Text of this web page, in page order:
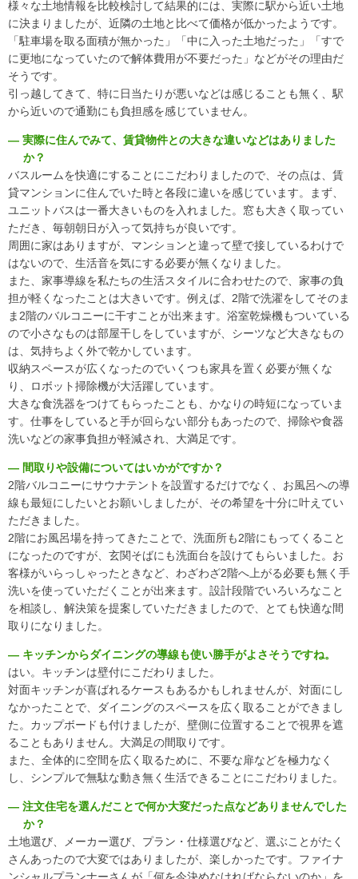
様々な土地情報を比較検討して結果的には、実際に駅から近い土地
に決まりましたが、近隣の土地と比べて価格が低かったようです。
「駐車場を取る面積が無かった」「中に入った土地だった」「すで
に更地になっていたので解体費用が不要だった」などがその理由だ
そうです。
引っ越してきて、特に日当たりが悪いなどは感じることも無く、駅
から近いので通勤にも負担感を感じていません。
― 実際に住んでみて、賃貸物件との大きな違いなどはありました
か？
バスルームを快適にすることにこだわりましたので、その点は、賃
貸マンションに住んでいた時と各段に違いを感じています。まず、
ユニットバスは一番大きいものを入れました。窓も大きく取ってい
ただき、毎朝朝日が入って気持ちが良いです。
周囲に家はありますが、マンションと違って壁で接しているわけで
はないので、生活音を気にする必要が無くなりました。
また、家事導線を私たちの生活スタイルに合わせたので、家事の負
担が軽くなったことは大きいです。例えば、2階で洗濯をしてそのま
ま2階のバルコニーに干すことが出来ます。浴室乾燥機もついている
ので小さなものは部屋干しをしていますが、シーツなど大きなもの
は、気持ちよく外で乾かしています。
収納スペースが広くなったのでいくつも家具を置く必要が無くな
り、ロボット掃除機が大活躍しています。
大きな食洗器をつけてもらったことも、かなりの時短になっていま
す。仕事をしていると手が回らない部分もあったので、掃除や食器
洗いなどの家事負担が軽減され、大満足です。
― 間取りや設備についてはいかがですか？
2階バルコニーにサウナテントを設置するだけでなく、お風呂への導
線も最短にしたいとお願いしましたが、その希望を十分に叶えてい
ただきました。
2階にお風呂場を持ってきたことで、洗面所も2階にもってくること
になったのですが、玄関そばにも洗面台を設けてもらいました。お
客様がいらっしゃったときなど、わざわざ2階へ上がる必要も無く手
洗いを使っていただくことが出来ます。設計段階でいろいろなこと
を相談し、解決策を提案していただきましたので、とても快適な間
取りになりました。
― キッチンからダイニングの導線も使い勝手がよさそうですね。
はい。キッチンは壁付にこだわりました。
対面キッチンが喜ばれるケースもあるかもしれませんが、対面にし
なかったことで、ダイニングのスペースを広く取ることができまし
た。カップボードも付けましたが、壁側に位置することで視界を遮
ることもありません。大満足の間取りです。
また、全体的に空間を広く取るために、不要な扉などを極力なく
し、シンプルで無駄な動き無く生活できることにこだわりました。
― 注文住宅を選んだことで何か大変だった点などありませんでした
か？
土地選び、メーカー選び、プラン・仕様選びなど、選ぶことがたく
さんあったので大変ではありましたが、楽しかったです。ファイナ